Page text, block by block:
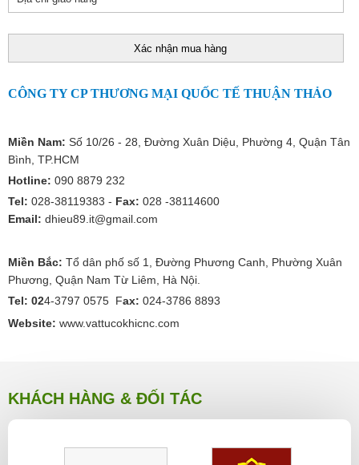
CÔNG TY CP THƯƠNG MẠI QUỐC TẾ THUẬN THẢO
Miền Nam: Số 10/26 - 28, Đường Xuân Diệu, Phường 4, Quận Tân
Bình, TP.HCM
Hotline: 090 8879 232
Tel: 028-38119383 - Fax: 028 -38114600
Email: dhieu89.it@gmail.com
Miền Bắc: Tổ dân phố số 1, Đường Phương Canh, Phường Xuân
Phương, Quận Nam Từ Liêm, Hà Nội.
Tel: 024-3797 0575 Fax: 024-3786 8893
Website: www.vattucokhicnc.com
KHÁCH HÀNG & ĐỐI TÁC